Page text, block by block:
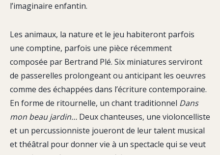
l’imaginaire enfantin.
Les animaux, la nature et le jeu habiteront parfois
une comptine, parfois une pièce récemment
composée par Bertrand Plé. Six miniatures serviront
de passerelles prolongeant ou anticipant les oeuvres
comme des échappées dans l’écriture contemporaine.
En forme de ritournelle, un chant traditionnel Dans
mon beau jardin… Deux chanteuses, une violoncelliste
et un percussionniste joueront de leur talent musical
et théâtral pour donner vie à un spectacle qui se veut